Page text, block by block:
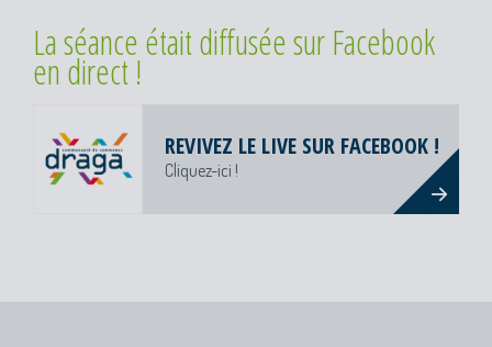
La séance était diffusée sur Facebook
en direct !
REVIVEZ LE LIVE SUR FACEBOOK !
Cliquez-ici !